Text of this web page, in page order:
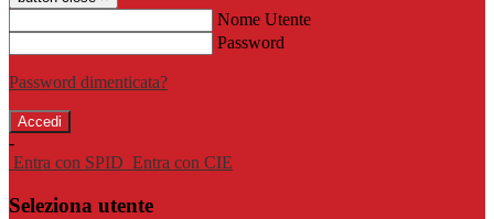
Nome Utente
Password
Password dimenticata?
-
Entra con SPID Entra con CIE
Seleziona utente